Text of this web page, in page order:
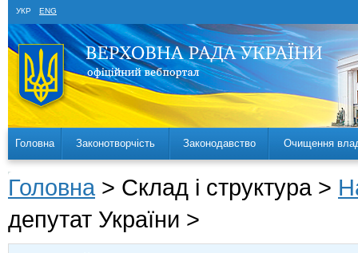
УКР ENG
Головна Законотворчість Законодавство Очищення
Головна > Склад і структура >
депутат України >